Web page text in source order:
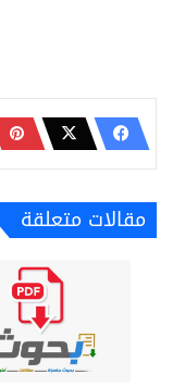
مقالات متعلقة